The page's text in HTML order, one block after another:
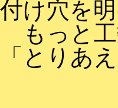
付け穴を
もっと工
「とりあ